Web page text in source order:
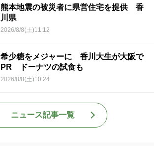
熊本地震の被災者に県営住宅を提供 香
川県
2026/8/8(土)11:12
希少糖をメジャーに 香川大生が大阪で
PR ドーナツの試食も
2026/8/8(土)10:24
ニュース記事一覧